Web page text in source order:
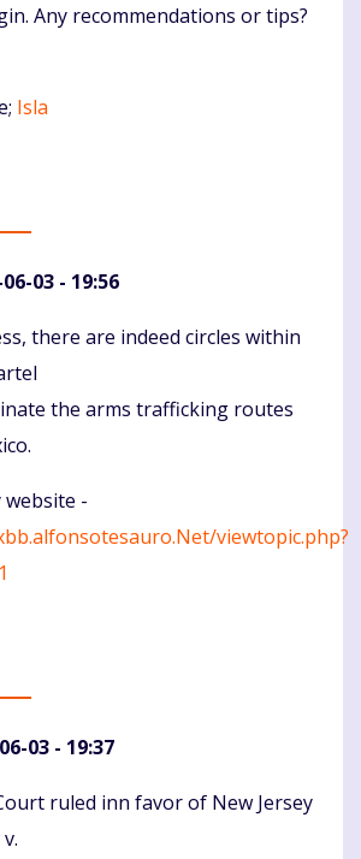
Any recommendations or tips?
Isla
03 - 19:56
there are indeed circles within
the arms trafficking routes
website -
viewtopic.php?
03 - 19:37
ruled inn favor of New Jersey